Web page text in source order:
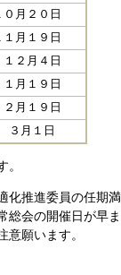
０月２０日
１月１９日
２月４日
月１９日
月１９日
３月１日
化推進委員の任期満
総会の開催日が早ま
願います。